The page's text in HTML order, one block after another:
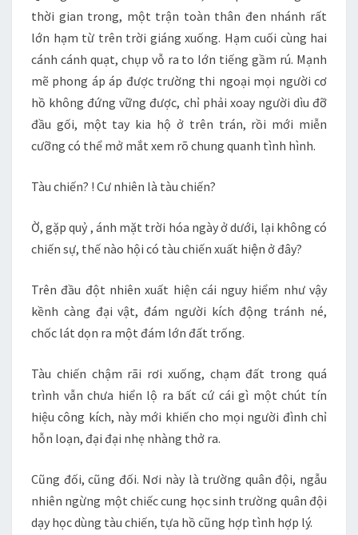
59
thời gian trong, một trận toàn thân đen nhánh rất
lớn hạm từ trên trời giáng xuống. Hạm cuối cùng hai
cánh cánh quạt, chụp vỗ ra to lớn tiếng gầm rú. Mạnh
mẽ phong áp áp được trường thi ngoại mọi người cơ
hồ không đứng vững được, chỉ phải xoay người dìu đỡ
đầu gối, một tay kia hộ ở trên trán, rồi mới miễn
cưỡng có thể mở mắt xem rõ chung quanh tình hình.
Tàu chiến? ! Cư nhiên là tàu chiến?
Ờ, gặp quỷ , ánh mặt trời hóa ngày ở dưới, lại không có
chiến sự, thế nào hội có tàu chiến xuất hiện ở đây?
Trên đầu đột nhiên xuất hiện cái nguy hiểm như vậy
kềnh càng đại vật, đám người kích động tránh né,
chốc lát dọn ra một đám lớn đất trống.
Tàu chiến chậm rãi rơi xuống, chạm đất trong quá
trình vẫn chưa hiển lộ ra bất cứ cái gì một chút tín
hiệu công kích, này mới khiến cho mọi người đình chỉ
hỗn loạn, đại đại nhẹ nhàng thở ra.
Cũng đối, cũng đối. Nơi này là trường quân đội, ngẫu
nhiên ngừng một chiếc cung học sinh trường quân đội
dạy học dùng tàu chiến, tựa hồ cũng hợp tình hợp lý.